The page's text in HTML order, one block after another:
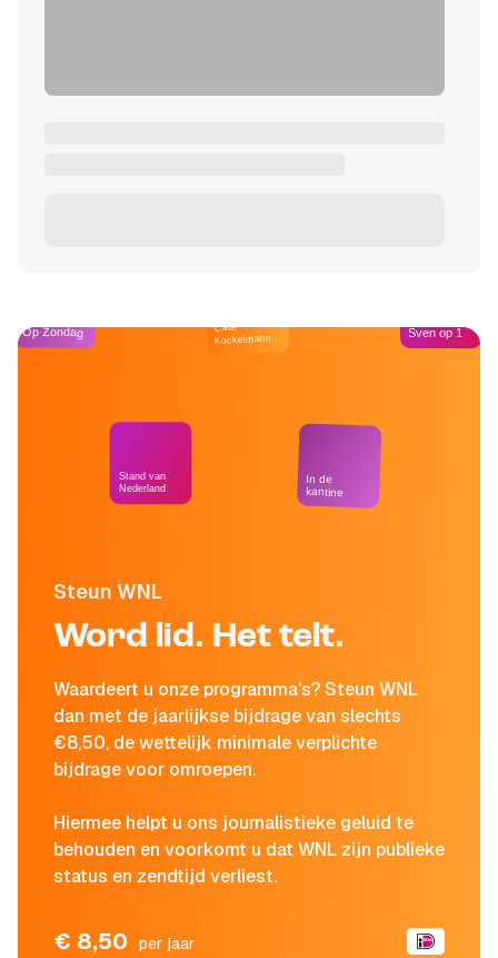
Steun WNL
Word lid. Het telt.
Waardeert u onze programma's? Steun WNL
dan met de jaarlijkse bijdrage van slechts
€8,50, de wettelijk minimale verplichte
bijdrage voor omroepen.
Hiermee helpt u ons journalistieke geluid te
behouden en voorkomt u dat WNL zijn publieke
status en zendtijd verliest.
€ 8,50 per jaar
Op Zondag
Stand van
Nederland
Café
Kockelmann
In de
kantine
Sven op 1